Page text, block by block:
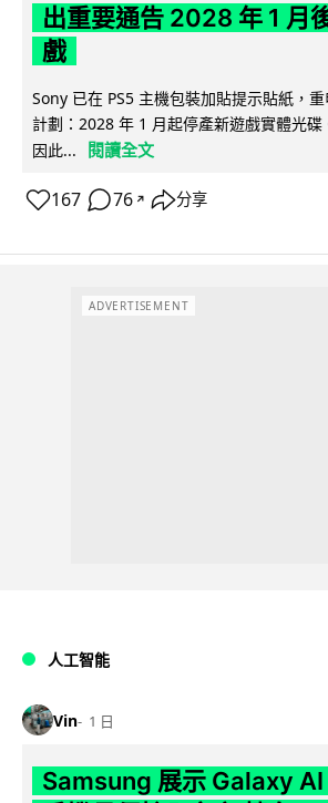
出重要通告 2028 年 1 月
戲
Sony 已在 PS5 主機包裝加貼提示貼紙，
計劃：2028 年 1 月起停產新遊戲實體光碟
因此...
閱讀全文
167 76 ↗ 分享
ADVERTISEMENT
人工智能
Vin 1 日
Samsung 展示 Galaxy AI